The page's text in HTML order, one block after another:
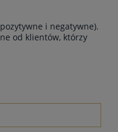
i negatywne).
od klientów, którzy